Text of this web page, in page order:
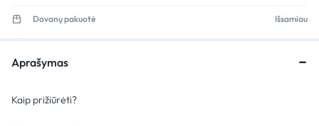
Dovanų pakuotė Išsamiau
Aprašymas
Kaip prižiūrėti?